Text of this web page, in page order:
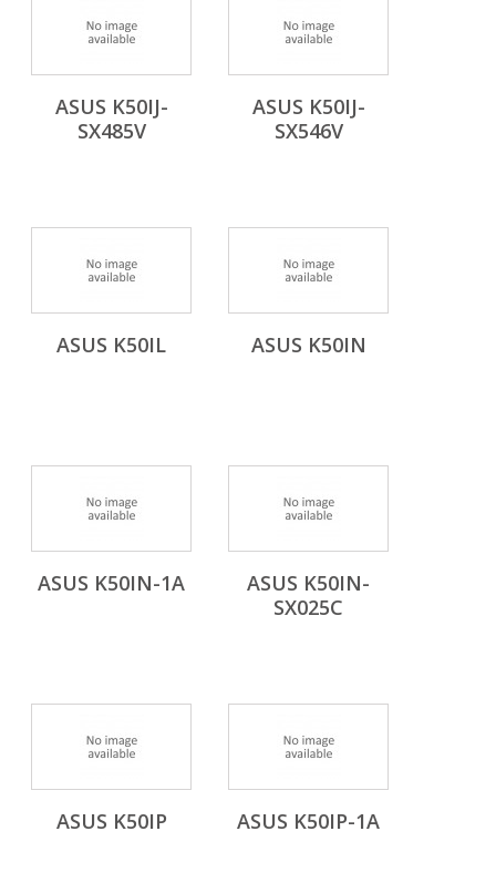
ASUS K50IJ-
SX485V
ASUS K50IJ-
SX546V
ASUS K50IL ASUS K50IN
ASUS K50IN-1A
ASUS K50IN-
SX025C
ASUS K50IP ASUS K50IP-1A